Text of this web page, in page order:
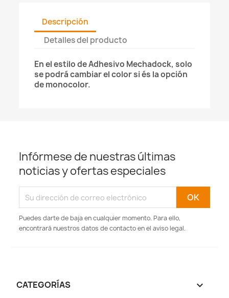
Descripción
Detalles del producto
En el estilo de Adhesivo Mechadock, solo
se podrá cambiar el color si és la opción
de monocolor.
Infórmese de nuestras últimas
noticias y ofertas especiales
Puedes darte de baja en cualquier momento. Para ello,
encontrará nuestros datos de contacto en el aviso legal.
CATEGORÍAS 